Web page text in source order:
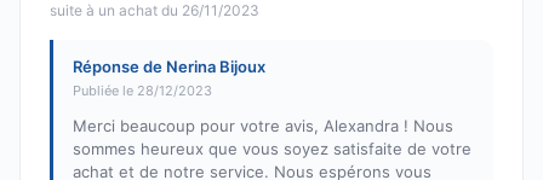
suite à un achat du 26/11/2023
Réponse de Nerina Bijoux
Publiée le 28/12/2023
Merci beaucoup pour votre avis, Alexandra ! Nous
sommes heureux que vous soyez satisfaite de votre
achat et de notre service. Nous espérons vous